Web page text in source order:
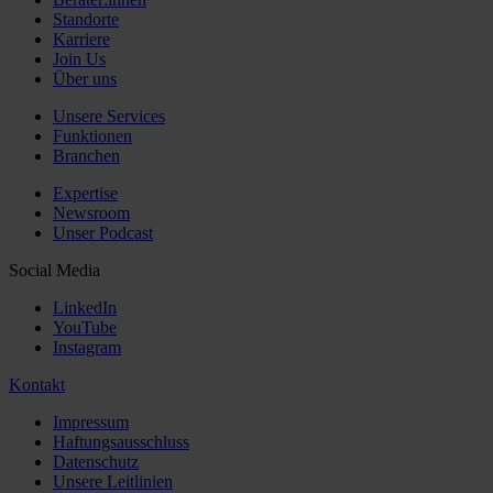
Standorte
Karriere
Join Us
Über uns
Unsere Services
Funktionen
Branchen
Expertise
Newsroom
Unser Podcast
Social Media
LinkedIn
YouTube
Instagram
Kontakt
Impressum
Haftungsausschluss
Datenschutz
Unsere Leitlinien